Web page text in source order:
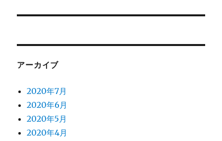
ン
稿:
アーカイブ
2020年7月
2020年6月
2020年5月
2020年4月